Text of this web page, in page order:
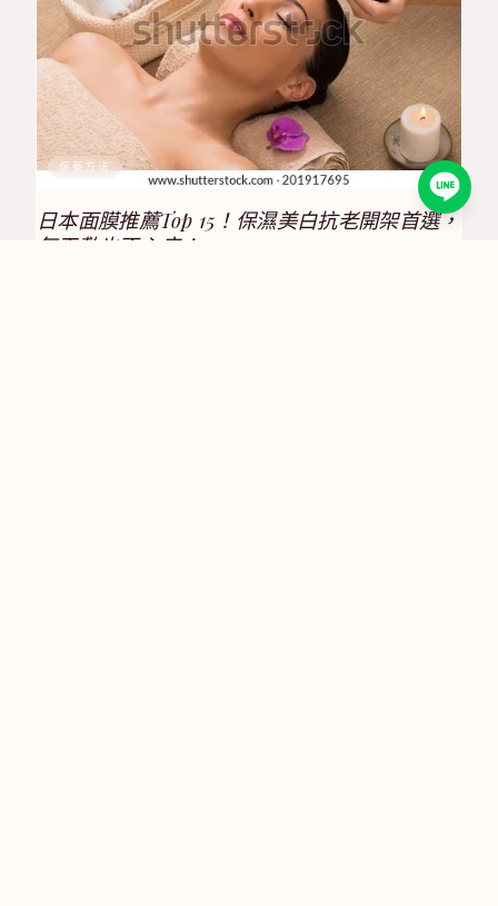
保養方法
日本面膜推薦Top 15！保濕美白抗老開架首選，
每天敷也不心疼！